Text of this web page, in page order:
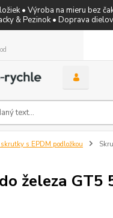
• Výroba na mieru bez
& Pezinok • Doprava
s EPDM podložkou
železa GT5